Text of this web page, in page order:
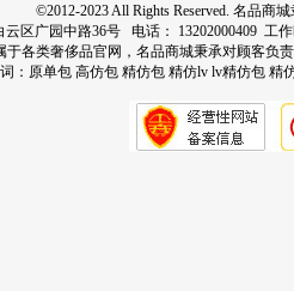
©2012-2023 All Rights Reserved. 名品
区广园中路36号 电话： 13202000409 工
于各类奢侈品官网，名品商城秉承对顾客负
： 原单包 高仿包 精仿包 精仿lv lv精仿包 精